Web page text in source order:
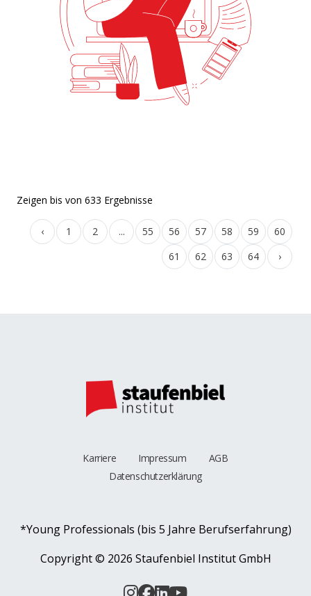
Zeigen bis von 633 Ergebnisse
‹ 1 2 ... 55 56 57 58 59
60
61
62 63 64 ›
Karriere Impressum
AGB
Datenschutzerklärung
*Young Professionals (bis 5 Jahre Berufserfahrung)
Copyright © 2026 Staufenbiel Institut GmbH